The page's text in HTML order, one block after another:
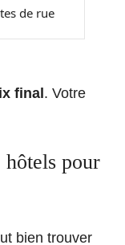
de rue
final . Votre
pour
bien trouver